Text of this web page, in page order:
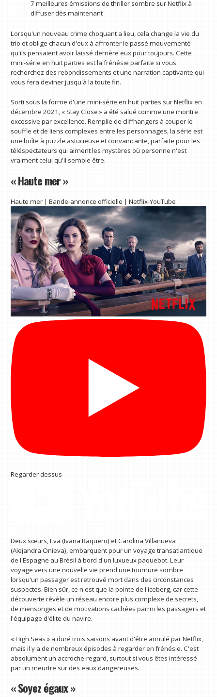
7 meilleures émissions de thriller sombre sur Netflix à
diffuser dès maintenant
Lorsqu'un nouveau crime choquant a lieu, cela change la vie du
trio et oblige chacun d'eux à affronter le passé mouvementé
qu'ils pensaient avoir laissé derrière eux pour toujours. Cette
mini-série en huit parties est la frénésie parfaite si vous
recherchez des rebondissements et une narration captivante qui
vous fera deviner jusqu'à la toute fin.
Sorti sous la forme d'une mini-série en huit parties sur Netflix en
décembre 2021, « Stay Close » a été salué comme une montre
excessive par excellence. Remplie de cliffhangers à couper le
souffle et de liens complexes entre les personnages, la série est
une boîte à puzzle astucieuse et convaincante, parfaite pour les
téléspectateurs qui aiment les mystères où personne n'est
vraiment celui qu'il semble être.
« Haute mer »
Haute mer | Bande-annonce officielle | Netflix-YouTube
Regarder dessus
Deux sœurs, Eva (Ivana Baquero) et Carolina Villanueva
(Alejandra Onieva), embarquent pour un voyage transatlantique
de l'Espagne au Brésil à bord d'un luxueux paquebot. Leur
voyage vers une nouvelle vie prend une tournure sombre
lorsqu'un passager est retrouvé mort dans des circonstances
suspectes. Bien sûr, ce n'est que la pointe de l'iceberg, car cette
découverte révèle un réseau encore plus complexe de secrets,
de mensonges et de motivations cachées parmi les passagers et
l'équipage d'élite du navire.
« High Seas » a duré trois saisons avant d'être annulé par Netflix,
mais il y a de nombreux épisodes à regarder en frénésie. C'est
absolument un accroche-regard, surtout si vous êtes intéressé
par un meurtre sur des eaux dangereuses.
« Soyez égaux »